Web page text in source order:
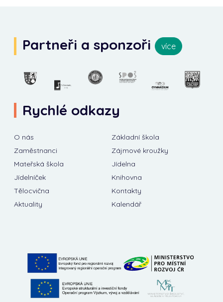
Partneři a sponzoři více
Rychlé odkazy
O nás
Základní škola
Zaměstnanci
Zájmové kroužky
Mateřská škola
Jídelna
Jídelníček
Knihovna
Tělocvična
Kontakty
Aktuality
Kalendář